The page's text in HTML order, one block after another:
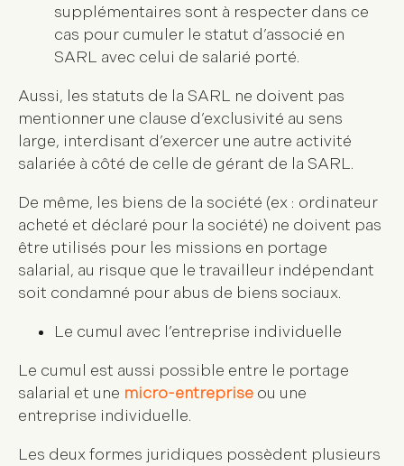
supplémentaires sont à respecter dans ce
cas pour cumuler le statut d’associé en
SARL avec celui de salarié porté.
Aussi, les statuts de la SARL ne doivent pas
mentionner une clause d’exclusivité au sens
large, interdisant d’exercer une autre activité
salariée à côté de celle de gérant de la SARL.
De même, les biens de la société (ex : ordinateur
acheté et déclaré pour la société) ne doivent pas
être utilisés pour les missions en portage
salarial, au risque que le travailleur indépendant
soit condamné pour abus de biens sociaux.
Le cumul avec l’entreprise individuelle
Le cumul est aussi possible entre le portage
salarial et une micro-entreprise ou une
entreprise individuelle.
Les deux formes juridiques possèdent plusieurs